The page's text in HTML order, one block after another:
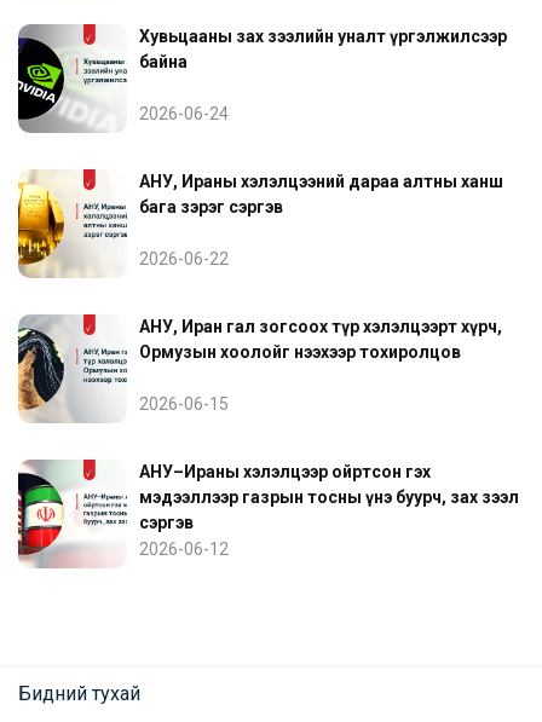
Хувьцааны зах зээлийн уналт үргэлжилсээр
байна
2026-06-24
АНУ, Ираны хэлэлцээний дараа алтны ханш
бага зэрэг сэргэв
2026-06-22
АНУ, Иран гал зогсоох түр хэлэлцээрт хүрч,
Ормузын хоолойг нээхээр тохиролцов
2026-06-15
АНУ–Ираны хэлэлцээр ойртсон гэх
мэдээллээр газрын тосны үнэ буурч, зах зээл
сэргэв
2026-06-12
Бидний тухай